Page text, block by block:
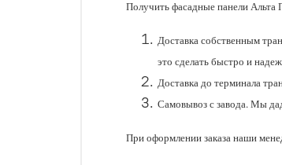
Получить фасадные панели
Доставка собственным
это сделать быстро и
Доставка до терминала
Самовывоз с завода. Мы
При оформлении заказа наши